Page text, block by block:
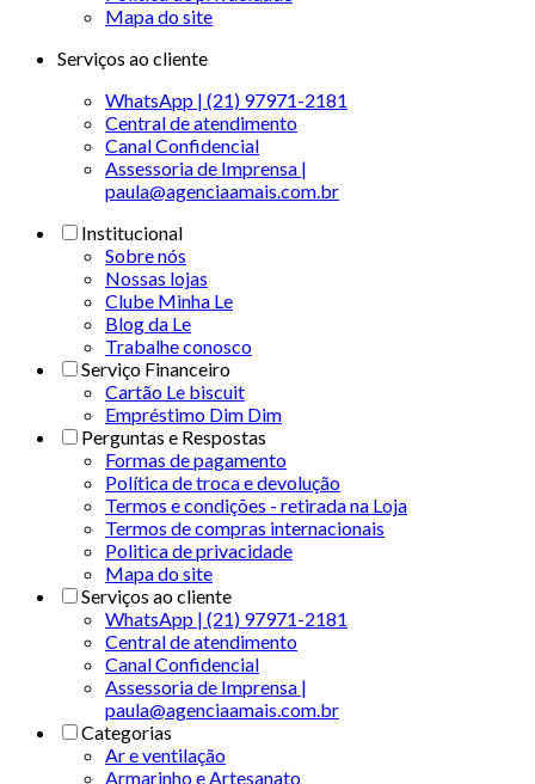
Mapa do site
Serviços ao cliente
WhatsApp | (21) 97971-2181
Central de atendimento
Canal Confidencial
Assessoria de Imprensa |
paula@agenciaamais.com.br
Institucional
Sobre nós
Nossas lojas
Clube Minha Le
Blog da Le
Trabalhe conosco
Serviço Financeiro
Cartão Le biscuit
Empréstimo Dim Dim
Perguntas e Respostas
Formas de pagamento
Política de troca e devolução
Termos e condições - retirada na Loja
Termos de compras internacionais
Politica de privacidade
Mapa do site
Serviços ao cliente
WhatsApp | (21) 97971-2181
Central de atendimento
Canal Confidencial
Assessoria de Imprensa |
paula@agenciaamais.com.br
Categorias
Ar e ventilação
Armarinho e Artesanato